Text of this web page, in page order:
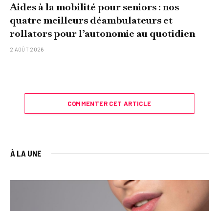
Aides à la mobilité pour seniors : nos
quatre meilleurs déambulateurs et
rollators pour l’autonomie au quotidien
2 AOÛT 2026
COMMENTER CET ARTICLE
À LA UNE